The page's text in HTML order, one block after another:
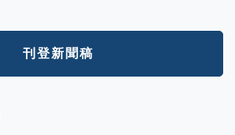
刊登新聞稿